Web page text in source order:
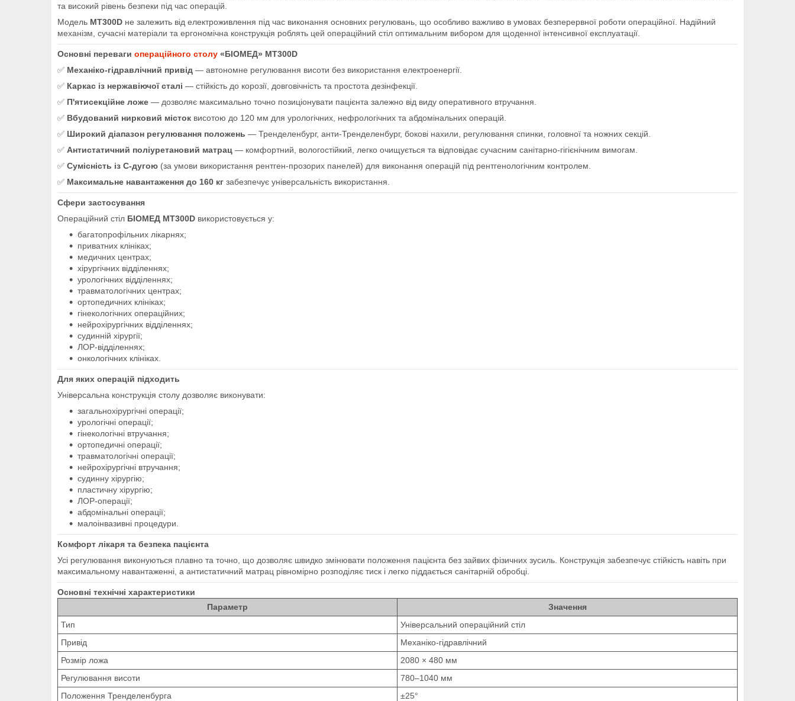
та високий рівень безпеки під час операцій.
Модель МТ300D не залежить від електроживлення під час виконання основних регулювань, що особливо важливо в умовах безперервної роботи операційної. Надійний
механізм, сучасні матеріали та ергономічна конструкція роблять цей операційний стіл оптимальним вибором для щоденної інтенсивної експлуатації.
Основні переваги операційного столу «БІОМЕД» МТ300D
✅ Механіко-гідравлічний привід — автономне регулювання висоти без використання електроенергії.
✅ Каркас із нержавіючої сталі — стійкість до корозії, довговічність та простота дезінфекції.
✅ П'ятисекційне ложе — дозволяє максимально точно позиціонувати пацієнта залежно від виду оперативного втручання.
✅ Вбудований нирковий місток висотою до 120 мм для урологічних, нефрологічних та абдомінальних операцій.
✅ Широкий діапазон регулювання положень — Тренделенбург, анти-Тренделенбург, бокові нахили, регулювання спинки, головної та ножних секцій.
✅ Антистатичний поліуретановий матрац — комфортний, вологостійкий, легко очищується та відповідає сучасним санітарно-гігієнічним вимогам.
✅ Сумісність із С-дугою (за умови використання рентген-прозорих панелей) для виконання операцій під рентгенологічним контролем.
✅ Максимальне навантаження до 160 кг забезпечує універсальність використання.
Сфери застосування
Операційний стіл БІОМЕД МТ300D використовується у:
багатопрофільних лікарнях;
приватних клініках;
медичних центрах;
хірургічних відділеннях;
урологічних відділеннях;
травматологічних центрах;
ортопедичних клініках;
гінекологічних операційних;
нейрохірургічних відділеннях;
судинній хірургії;
ЛОР-відділеннях;
онкологічних клініках.
Для яких операцій підходить
Універсальна конструкція столу дозволяє виконувати:
загальнохірургічні операції;
урологічні операції;
гінекологічні втручання;
ортопедичні операції;
травматологічні операції;
нейрохірургічні втручання;
судинну хірургію;
пластичну хірургію;
ЛОР-операції;
абдомінальні операції;
малоінвазивні процедури.
Комфорт лікаря та безпека пацієнта
Усі регулювання виконуються плавно та точно, що дозволяє швидко змінювати положення пацієнта без зайвих фізичних зусиль. Конструкція забезпечує стійкість навіть при
максимальному навантаженні, а антистатичний матрац рівномірно розподіляє тиск і легко піддається санітарній обробці.
Основні технічні характеристики
Параметр
Значення
Тип
Універсальний операційний стіл
Привід
Механіко-гідравлічний
Розмір ложа
2080 × 480 мм
Регулювання висоти
780–1040 мм
Положення Тренделенбурга
±25°